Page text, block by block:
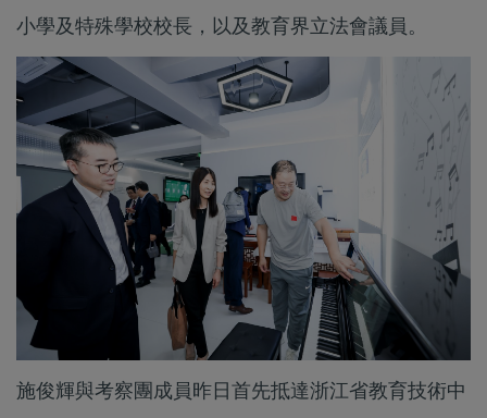
小學及特殊學校校長，以及教育界立法會議員。
施俊輝與考察團成員昨日首先抵達浙江省教育技術中